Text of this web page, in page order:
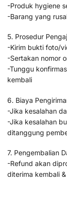
-Produk hygiene
-Barang yang
5. Prosedur
-Kirim bukti foto/
-Sertakan nomor
-Tunggu
kembali
6. Biaya
-Jika kesalahan
-Jika kesalahan
ditanggung
7. Pengembalian
-Refund akan
diterima kembali